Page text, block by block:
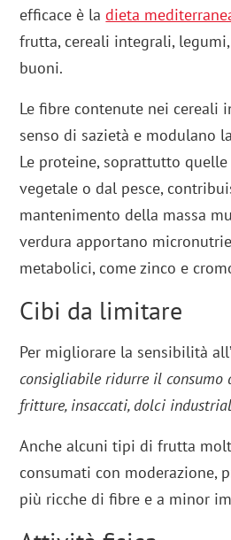
efficace è ladieta
frutta, cereali integrali,
buoni.
Le fibre contenute nei
senso di sazietà e modulano
Le proteine, soprattutto
vegetale o dal pesce,
mantenimento della massa
verdura apportano
metabolici, come zinco e
Cibi da limitare
Per migliorare la sensibilità
consigliabile ridurre il consumo
fritture, insaccati, dolci
Anche alcuni tipi di frutta
consumati con moderazione,
più ricche di fibre e a minor